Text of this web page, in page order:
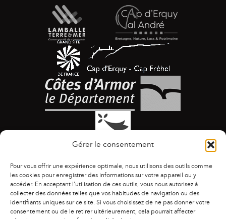
Gérer le consentement
Pour vous offrir une expérience optimale, nous utilisons des outils comme
les cookies pour enregistrer des informations sur votre appareil ou y
accéder. En acceptant l'utilisation de ces outils, vous nous autorisez à
collecter des données telles que vos habitudes de navigation ou des
identifiants uniques sur ce site. Si vous choisissez de ne pas donner votre
consentement ou de le retirer ultérieurement, cela pourrait affecter
ACCESSIBILITÉ | AGENDA | ASSOCIATIONS
|
CONTACTS
PUBLICATIONS ESPACE PRESSE